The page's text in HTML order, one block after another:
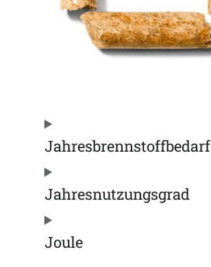
Jahresbrennstoffbedarf
Jahresnutzungsgrad
Joule